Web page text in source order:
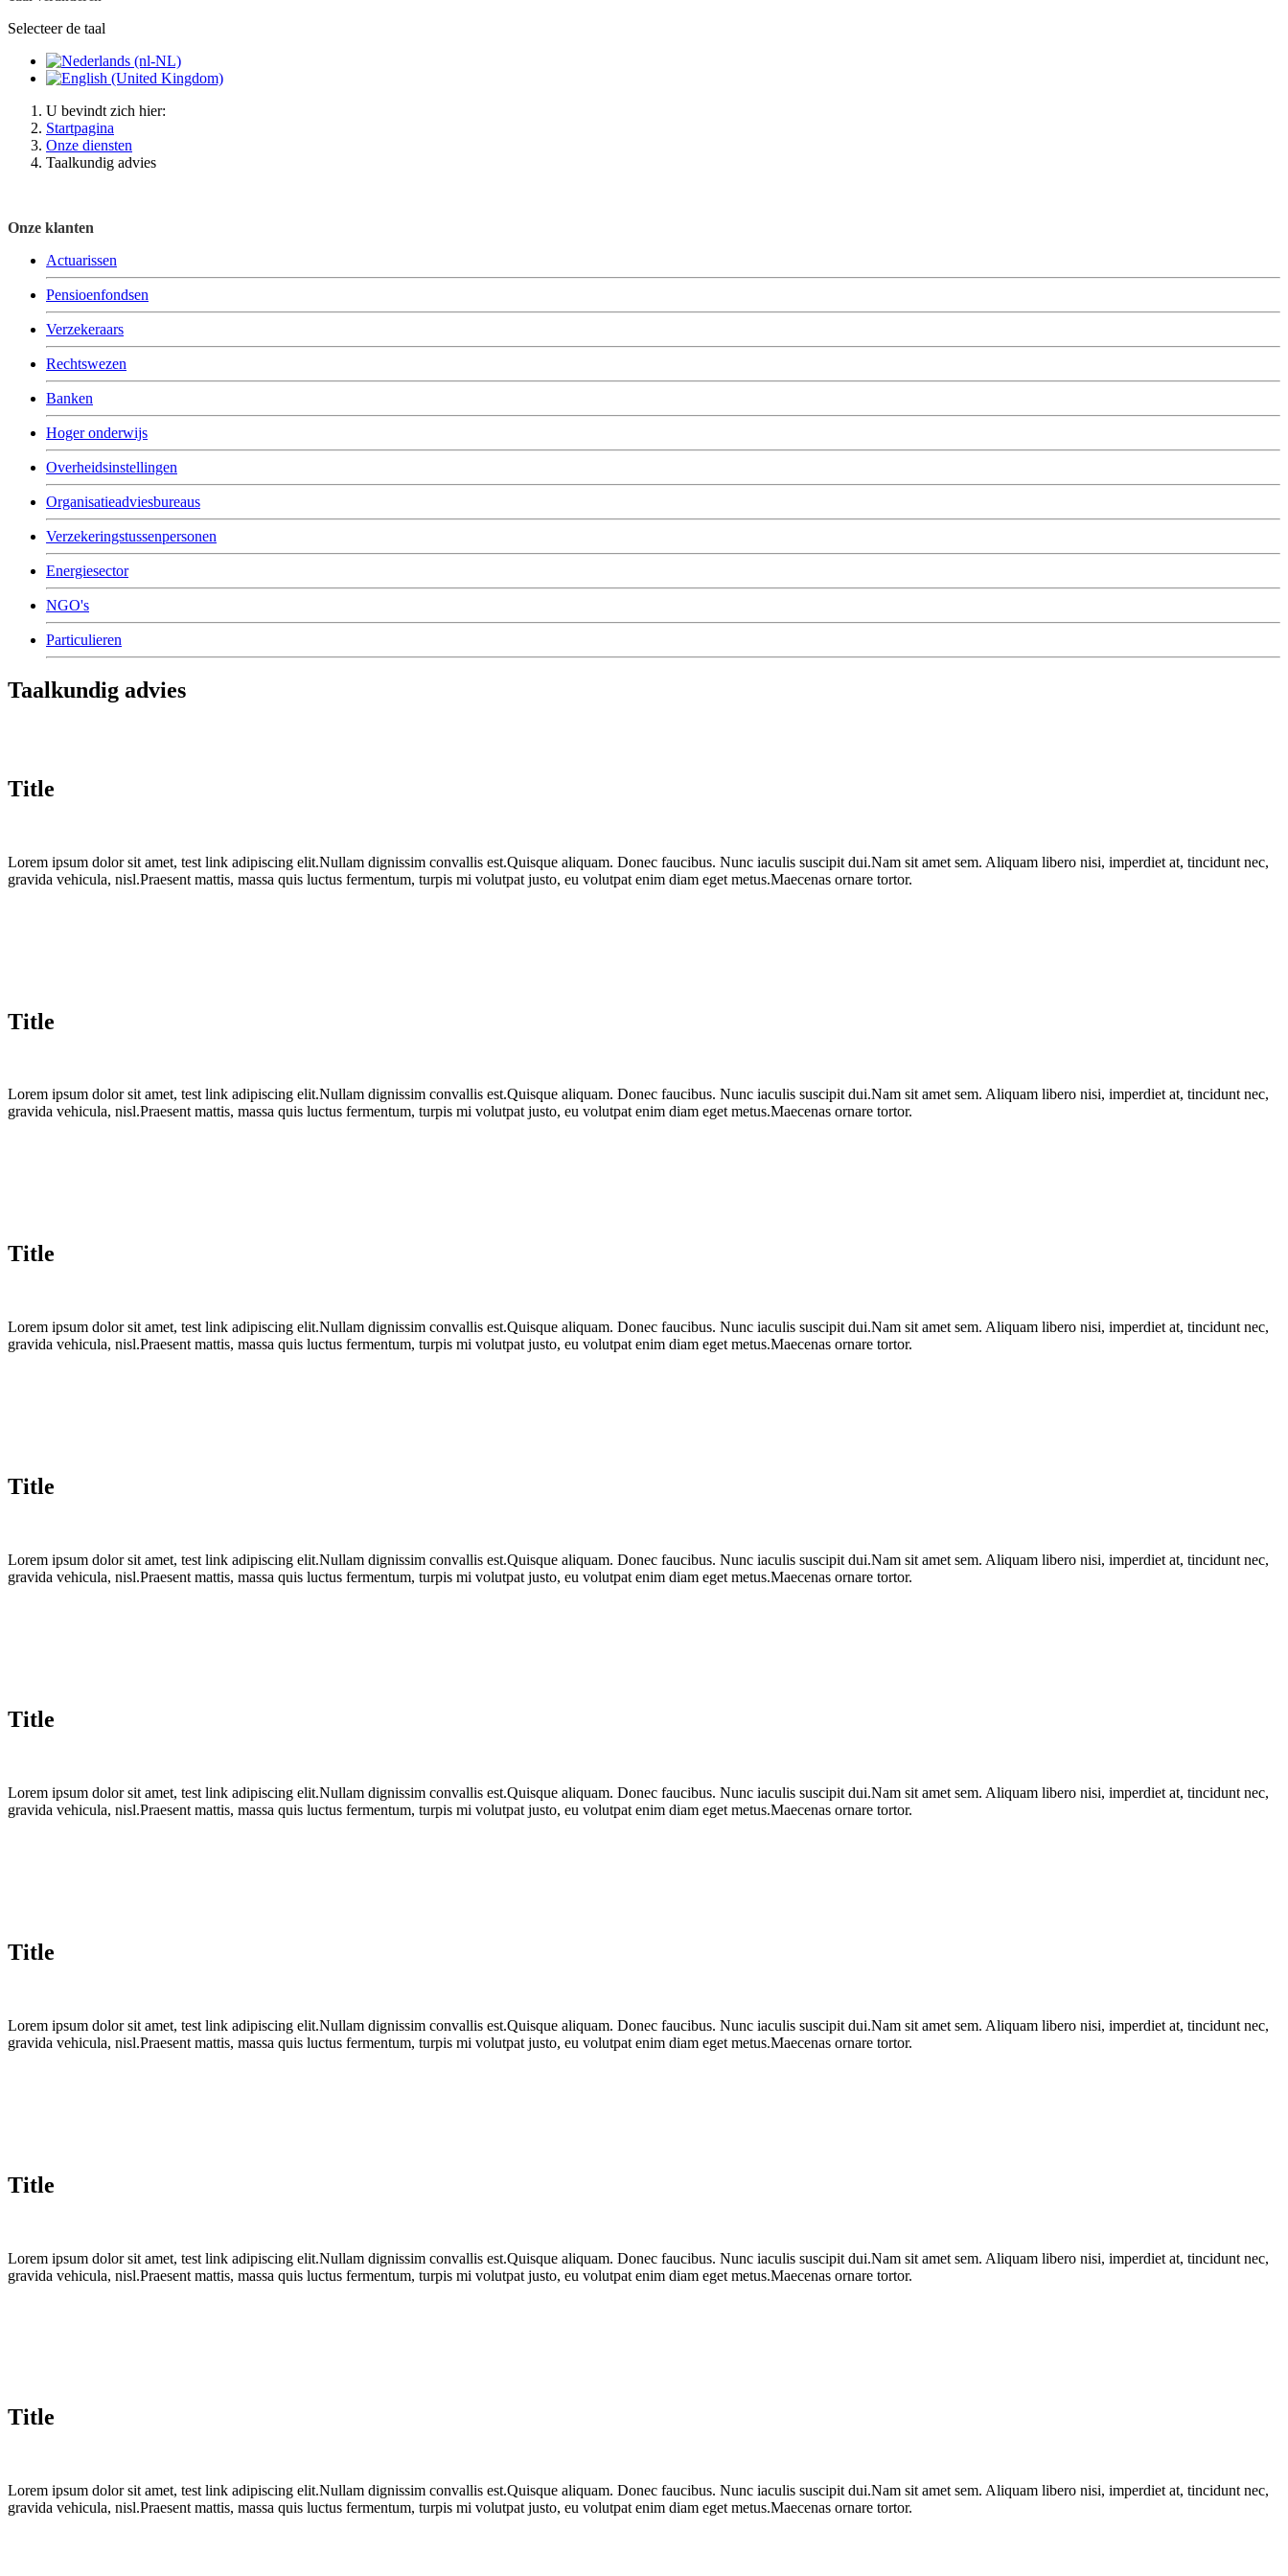
Selecteer de taal
U bevindt zich hier:
Startpagina
Onze diensten
Taalkundig advies
Onze klanten
Actuarissen
Pensioenfondsen
Verzekeraars
Rechtswezen
Banken
Hoger onderwijs
Overheidsinstellingen
Organisatieadviesbureaus
Verzekeringstussenpersonen
Energiesector
NGO's
Particulieren
Taalkundig advies
Title
Lorem ipsum dolor sit amet, test link adipiscing elit.Nullam dignissim convallis est.Quisque aliquam. Donec faucibus. Nunc iaculis suscipit dui.Nam sit amet sem. Aliquam libero nisi, imperdiet at, tincidunt nec,
gravida vehicula, nisl.Praesent mattis, massa quis luctus fermentum, turpis mi volutpat justo, eu volutpat enim diam eget metus.Maecenas ornare tortor.
Title
Lorem ipsum dolor sit amet, test link adipiscing elit.Nullam dignissim convallis est.Quisque aliquam. Donec faucibus. Nunc iaculis suscipit dui.Nam sit amet sem. Aliquam libero nisi, imperdiet at, tincidunt nec,
gravida vehicula, nisl.Praesent mattis, massa quis luctus fermentum, turpis mi volutpat justo, eu volutpat enim diam eget metus.Maecenas ornare tortor.
Title
Lorem ipsum dolor sit amet, test link adipiscing elit.Nullam dignissim convallis est.Quisque aliquam. Donec faucibus. Nunc iaculis suscipit dui.Nam sit amet sem. Aliquam libero nisi, imperdiet at, tincidunt nec,
gravida vehicula, nisl.Praesent mattis, massa quis luctus fermentum, turpis mi volutpat justo, eu volutpat enim diam eget metus.Maecenas ornare tortor.
Title
Lorem ipsum dolor sit amet, test link adipiscing elit.Nullam dignissim convallis est.Quisque aliquam. Donec faucibus. Nunc iaculis suscipit dui.Nam sit amet sem. Aliquam libero nisi, imperdiet at, tincidunt nec,
gravida vehicula, nisl.Praesent mattis, massa quis luctus fermentum, turpis mi volutpat justo, eu volutpat enim diam eget metus.Maecenas ornare tortor.
Title
Lorem ipsum dolor sit amet, test link adipiscing elit.Nullam dignissim convallis est.Quisque aliquam. Donec faucibus. Nunc iaculis suscipit dui.Nam sit amet sem. Aliquam libero nisi, imperdiet at, tincidunt nec,
gravida vehicula, nisl.Praesent mattis, massa quis luctus fermentum, turpis mi volutpat justo, eu volutpat enim diam eget metus.Maecenas ornare tortor.
Title
Lorem ipsum dolor sit amet, test link adipiscing elit.Nullam dignissim convallis est.Quisque aliquam. Donec faucibus. Nunc iaculis suscipit dui.Nam sit amet sem. Aliquam libero nisi, imperdiet at, tincidunt nec,
gravida vehicula, nisl.Praesent mattis, massa quis luctus fermentum, turpis mi volutpat justo, eu volutpat enim diam eget metus.Maecenas ornare tortor.
Title
Lorem ipsum dolor sit amet, test link adipiscing elit.Nullam dignissim convallis est.Quisque aliquam. Donec faucibus. Nunc iaculis suscipit dui.Nam sit amet sem. Aliquam libero nisi, imperdiet at, tincidunt nec,
gravida vehicula, nisl.Praesent mattis, massa quis luctus fermentum, turpis mi volutpat justo, eu volutpat enim diam eget metus.Maecenas ornare tortor.
Title
Lorem ipsum dolor sit amet, test link adipiscing elit.Nullam dignissim convallis est.Quisque aliquam. Donec faucibus. Nunc iaculis suscipit dui.Nam sit amet sem. Aliquam libero nisi, imperdiet at, tincidunt nec,
gravida vehicula, nisl.Praesent mattis, massa quis luctus fermentum, turpis mi volutpat justo, eu volutpat enim diam eget metus.Maecenas ornare tortor.